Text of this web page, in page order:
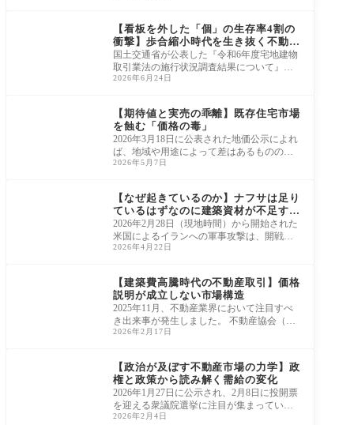
【看板を外した「個」の生存率4割の
衝撃】歩合縮小時代を生き抜く不動産
営業の普遍的サバイバル論
国土交通省が公表した『令和6年度宅地建物
取引業法の施行状況調査結果について』に
よれば、令和6年度末（令和7年3月末）現在
2026年6月24日
【期待値と実売の乖離】既存住宅市場
を蝕む「価格の毒」
2026年3月18日に公表された地価公示によれ
ば、地域や用途によって差はあるものの三
大都市圏では上昇幅が拡大し、地方圏でも
2026年5月7日
【なぜ起きているのか】ナフサは足り
ているはずなのに建築資材が不足する
理由
2026年2月28日（現地時間）から開始された
米国によるイランへの軍事攻撃は、開戦か
ら約2か月を経過した執筆時点においても、
2026年4月22日
【建築費高騰時代の不動産取引】価格
説明が成立しない市場構造
2025年11月、不動産業界において注目すべ
き出来事が発生しました。 不動産協会（東
京・千代田区）が日本建設業連合会（東
2026年2月17日
【政治が及ぼす不動産市場の力学】政
権と政策から読み解く需給の変化
2026年1月27日に公示され、2月8日に投開票
を迎える衆議院選挙に注目が集まっていま
す。 「人々の生活に直結する予算編成を優
2026年2月4日